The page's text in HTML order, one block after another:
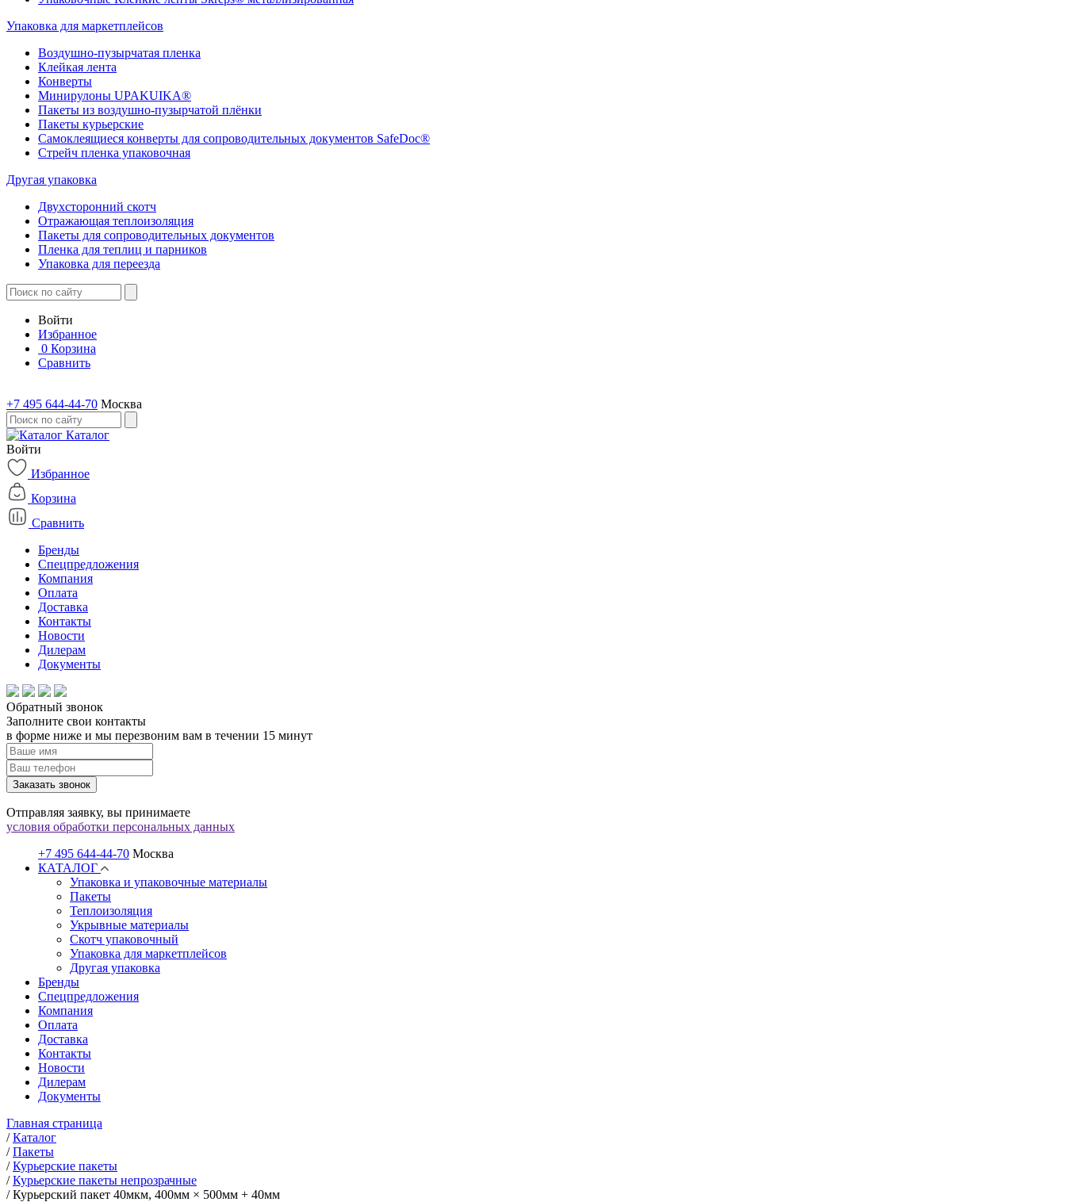
Упаковка для маркетплейсов
Воздушно-пузырчатая пленка
Клейкая лента
Конверты
Минирулоны UPAKUIKA®
Пакеты из воздушно-пузырчатой плёнки
Пакеты курьерские
Самоклеящиеся конверты для сопроводительных документов SafeDoc®
Стрейч пленка упаковочная
Другая упаковка
Двухсторонний скотч
Отражающая теплоизоляция
Пакеты для сопроводительных документов
Пленка для теплиц и парников
Упаковка для переезда
Войти
Избранное
0 Корзина
Сравнить
+7 495 644-44-70 Москва
Каталог
Войти
Избранное
Корзина
Сравнить
Бренды
Спецпредложения
Компания
Оплата
Доставка
Контакты
Новости
Дилерам
Документы
Обратный звонок
Заполните свои контакты
в форме ниже и мы перезвоним вам в течении 15 минут
Заказать звонок
Отправляя заявку, вы принимаете
условия обработки персональных данных
+7 495 644-44-70 Москва
КАТАЛОГ
Упаковка и упаковочные материалы
Пакеты
Теплоизоляция
Укрывные материалы
Скотч упаковочный
Упаковка для маркетплейсов
Другая упаковка
Бренды
Спецпредложения
Компания
Оплата
Доставка
Контакты
Новости
Дилерам
Документы
Главная страница
/ Каталог
/ Пакеты
/ Курьерские пакеты
/ Курьерские пакеты непрозрачные
/ Курьерский пакет 40мкм, 400мм × 500мм + 40мм